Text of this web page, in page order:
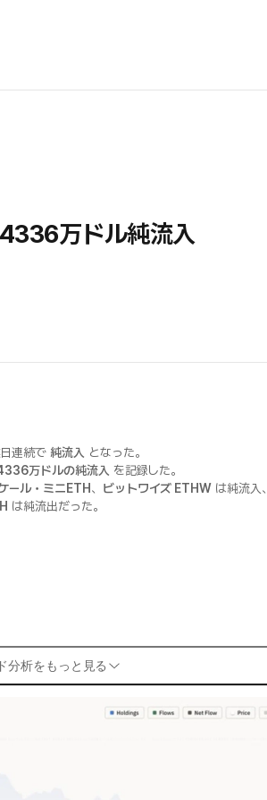
万ドル純流入
連続で 純流入 となった。
万ドルの純流入 を記録した。
ール・ミニETH、 ビットワイズ ETHW は純流入、
は純流出だった。
分析をもっと見る